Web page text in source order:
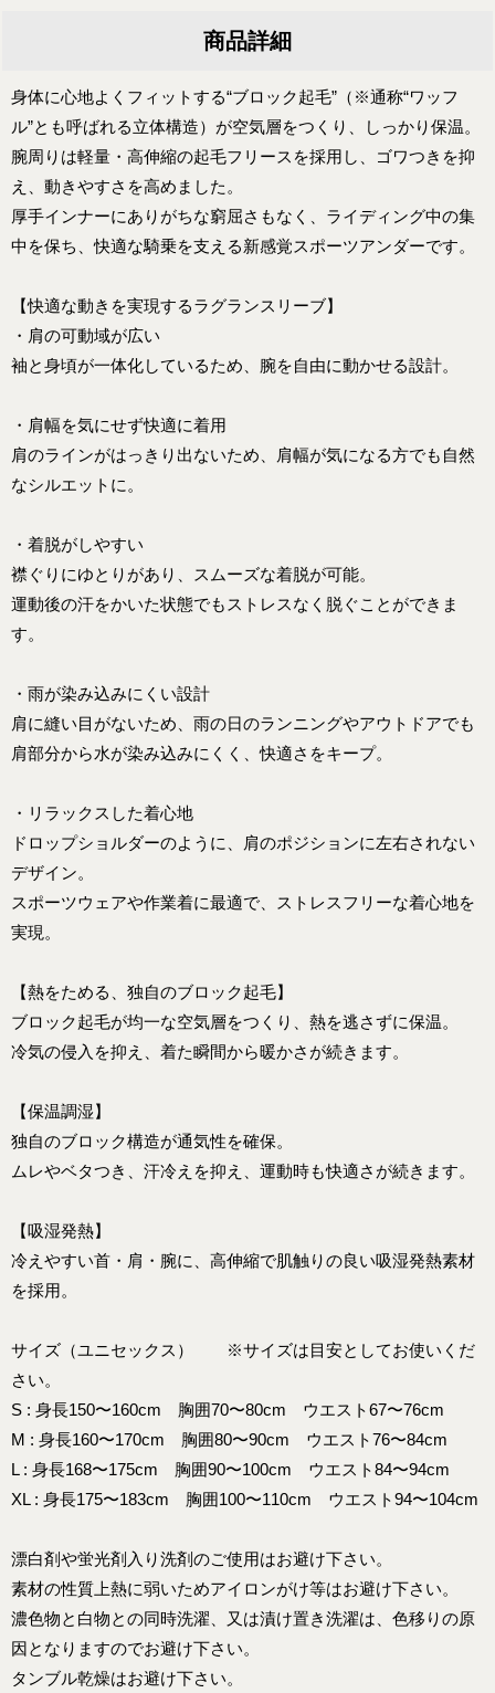
商品詳細
身体に心地よくフィットする“ブロック起毛”（※通称“ワッフ
ル”とも呼ばれる立体構造）が空気層をつくり、しっかり保温。
腕周りは軽量・高伸縮の起毛フリースを採用し、ゴワつきを抑
え、動きやすさを高めました。
厚手インナーにありがちな窮屈さもなく、ライディング中の集
中を保ち、快適な騎乗を支える新感覚スポーツアンダーです。
【快適な動きを実現するラグランスリーブ】
・肩の可動域が広い
袖と身頃が一体化しているため、腕を自由に動かせる設計。
・肩幅を気にせず快適に着用
肩のラインがはっきり出ないため、肩幅が気になる方でも自然
なシルエットに。
・着脱がしやすい
襟ぐりにゆとりがあり、スムーズな着脱が可能。
運動後の汗をかいた状態でもストレスなく脱ぐことができま
す。
・雨が染み込みにくい設計
肩に縫い目がないため、雨の日のランニングやアウトドアでも
肩部分から水が染み込みにくく、快適さをキープ。
・リラックスした着心地
ドロップショルダーのように、肩のポジションに左右されない
デザイン。
スポーツウェアや作業着に最適で、ストレスフリーな着心地を
実現。
【熱をためる、独自のブロック起毛】
ブロック起毛が均一な空気層をつくり、熱を逃さずに保温。
冷気の侵入を抑え、着た瞬間から暖かさが続きます。
【保温調湿】
独自のブロック構造が通気性を確保。
ムレやベタつき、汗冷えを抑え、運動時も快適さが続きます。
【吸湿発熱】
冷えやすい首・肩・腕に、高伸縮で肌触りの良い吸湿発熱素材
を採用。
サイズ（ユニセックス） ※サイズは目安としてお使いくだ
さい。
S : 身長150〜160cm 胸囲70〜80cm ウエスト67〜76cm
M : 身長160〜170cm 胸囲80〜90cm ウエスト76〜84cm
L : 身長168〜175cm 胸囲90〜100cm ウエスト84〜94cm
XL : 身長175〜183cm 胸囲100〜110cm ウエスト94〜104cm
漂白剤や蛍光剤入り洗剤のご使用はお避け下さい。
素材の性質上熱に弱いためアイロンがけ等はお避け下さい。
濃色物と白物との同時洗濯、又は漬け置き洗濯は、色移りの原
因となりますのでお避け下さい。
タンブル乾燥はお避け下さい。